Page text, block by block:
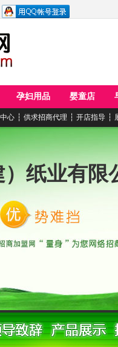
孕妇用品 婴童店
心 ┆ 供求招商代理 ┆ 开店指导 ┆
纸业有限